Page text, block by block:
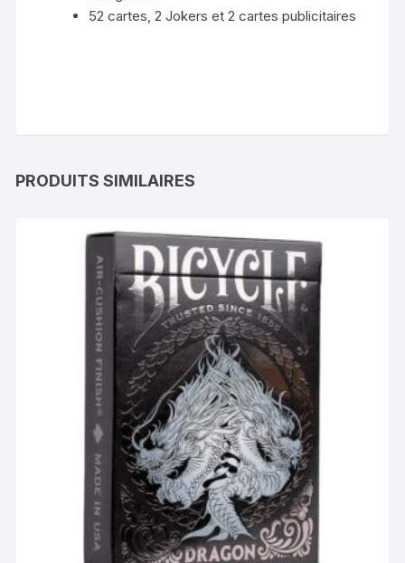
52 cartes, 2 Jokers et 2 cartes publicitaires
PRODUITS SIMILAIRES